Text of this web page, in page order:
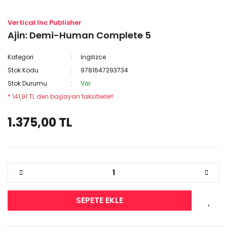
Vertical Inc Publisher
Ajin: Demi-Human Complete 5
Kategori
İngilizce
Stok Kodu
9781647293734
Stok Durumu
Var
* 141,91 TL den başlayan taksitlerle!!
1.375,00 TL
SEPETE EKLE